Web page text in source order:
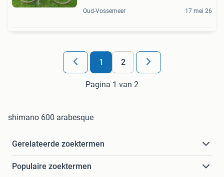
Oud-Vossemeer 17 mei 26
1 2
Pagina 1 van 2
shimano 600 arabesque
Gerelateerde zoektermen
Populaire zoektermen